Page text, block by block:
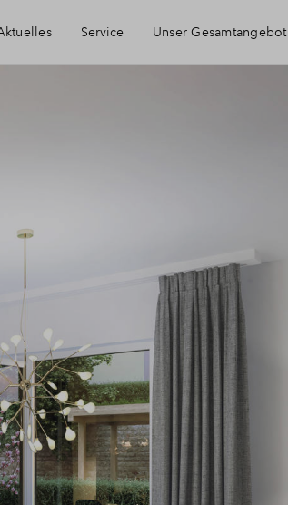
Service
Newsletter-Anmeldung
Über BPD
Unser Gesamtangebot